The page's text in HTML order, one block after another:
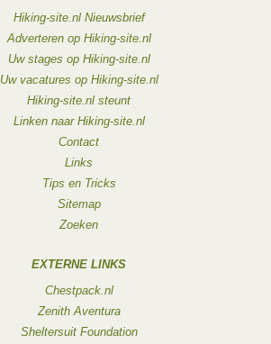
Hiking-site.nl Nieuwsbrief
Adverteren op Hiking-site.nl
Uw stages op Hiking-site.nl
Uw vacatures op Hiking-site.nl
Hiking-site.nl steunt
Linken naar Hiking-site.nl
Contact
Links
Tips en Tricks
Sitemap
Zoeken
EXTERNE LINKS
Chestpack.nl
Zenith Aventura
Sheltersuit Foundation